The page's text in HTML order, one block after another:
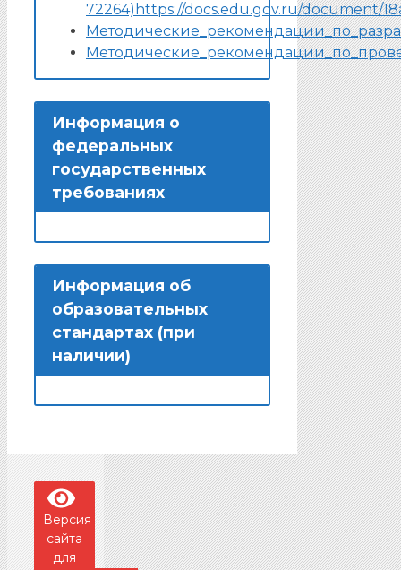
72264)https://docs.edu.gov.ru/document/
Информация о
федеральных
государственных
требованиях
Информация об
образовательных
стандартах (при
наличии)
Версия
сайта
для